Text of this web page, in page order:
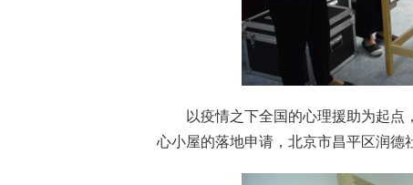
以疫情之下全国的心理援助为起
心小屋的落地申请，北京市昌平区润德